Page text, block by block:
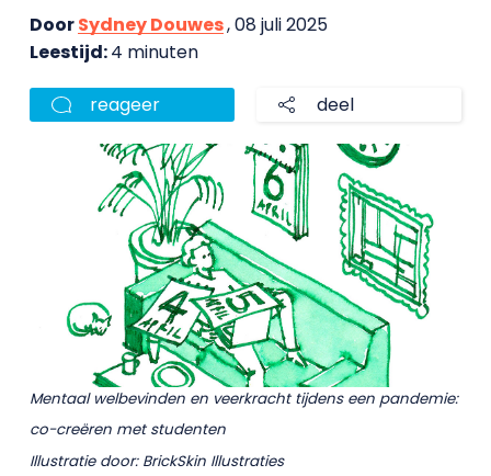
DoorSydney Douwes, 08 juli 2025
Leestijd:4 minuten
reageer deel
Mentaal welbevinden en veerkracht tijdens een pandemie:
co-creëren met studenten
Illustratie door: BrickSkin Illustraties